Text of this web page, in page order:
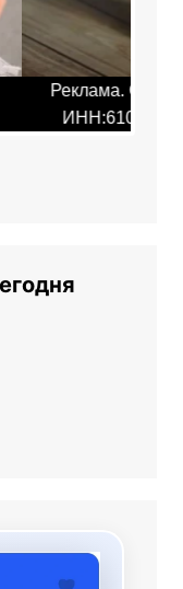
А.А.